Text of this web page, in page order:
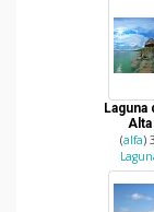
Laguna
Alta
(alfa)